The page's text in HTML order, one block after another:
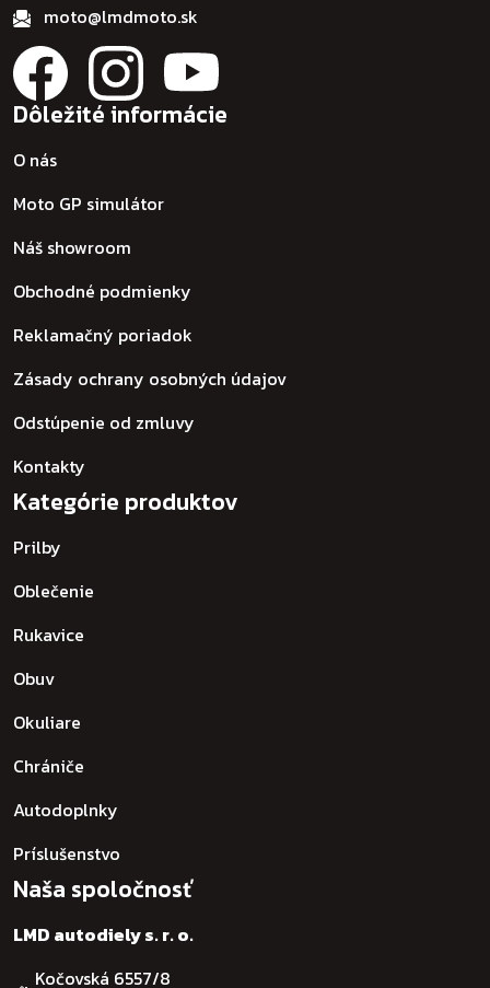
moto@lmdmoto.sk
Dôležité informácie
O nás
Moto GP simulátor
Náš showroom
Obchodné podmienky
Reklamačný poriadok
Zásady ochrany osobných údajov
Odstúpenie od zmluvy
Kontakty
Kategórie produktov
Prilby
Oblečenie
Rukavice
Obuv
Okuliare
Chrániče
Autodoplnky
Príslušenstvo
Naša spoločnosť
LMD autodiely s. r. o.
Kočovská 6557/8